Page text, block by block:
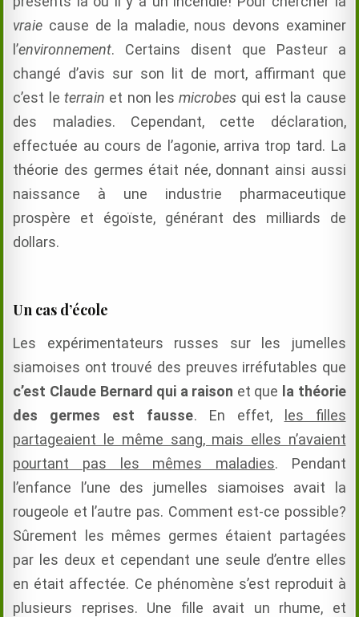
vraie cause de la maladie, nous devons examiner
l’environnement. Certains disent que Pasteur a
changé d’avis sur son lit de mort, affirmant que
c’est leterrain et non lesmicrobes qui est la cause
des maladies. Cependant, cette déclaration,
effectuée au cours de l’agonie, arriva trop tard. La
théorie des germes était née, donnant ainsi aussi
naissance à une industrie pharmaceutique
prospère et égoïste, générant des milliards de
dollars.
Un cas d’école
Les expérimentateurs russes sur les jumelles
siamoises ont trouvé des preuves irréfutables que
c’est Claude Bernard qui a raison et que la théorie
des germes est fausse. En effet,
les filles
partageaient le même sang, mais elles n’avaient
pourtant pas les mêmes maladies. Pendant
l’enfance l’une des jumelles siamoises avait la
rougeole et l’autre pas. Comment est-ce possible?
Sûrement les mêmes germes étaient partagées
par les deux et cependant une seule d’entre elles
en était affectée. Ce phénomène s’est reproduit à
plusieurs reprises. Une fille avait un rhume, et